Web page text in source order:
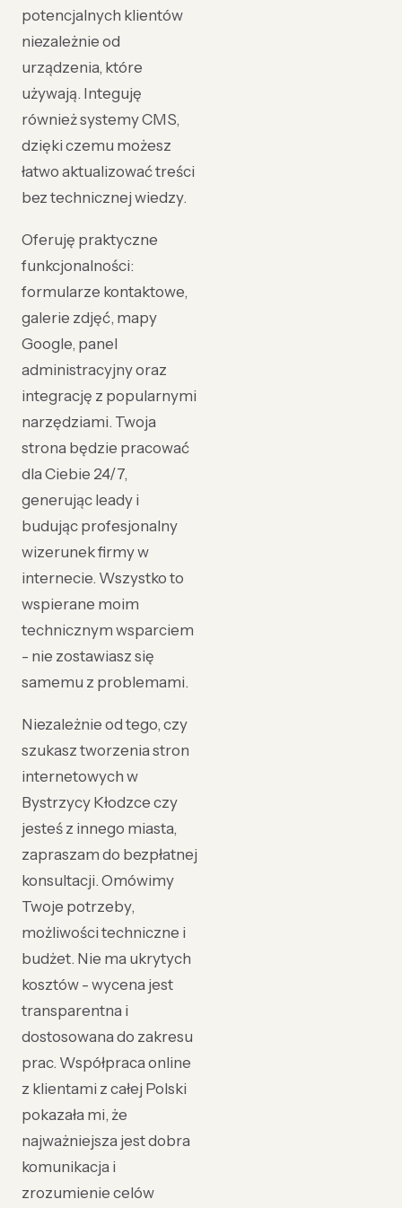
potencjalnych klientów
niezależnie od
urządzenia, które
używają. Integuję
również systemy CMS,
dzięki czemu możesz
łatwo aktualizować treści
bez technicznej wiedzy.
Oferuję praktyczne
funkcjonalności:
formularze kontaktowe,
galerie zdjęć, mapy
Google, panel
administracyjny oraz
integrację z popularnymi
narzędziami. Twoja
strona będzie pracować
dla Ciebie 24/7,
generując leady i
budując profesjonalny
wizerunek firmy w
internecie. Wszystko to
wspierane moim
technicznym wsparciem
- nie zostawiasz się
samemu z problemami.
Niezależnie od tego, czy
szukasz tworzenia stron
internetowych w
Bystrzycy Kłodzce czy
jesteś z innego miasta,
zapraszam do bezpłatnej
konsultacji. Omówimy
Twoje potrzeby,
możliwości techniczne i
budżet. Nie ma ukrytych
kosztów - wycena jest
transparentna i
dostosowana do zakresu
prac. Współpraca online
z klientami z całej Polski
pokazała mi, że
najważniejsza jest dobra
komunikacja i
zrozumienie celów